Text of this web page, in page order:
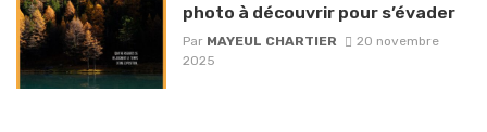
photo à découvrir pour s’évader
Par MAYEUL CHARTIER
20 novembre
2025